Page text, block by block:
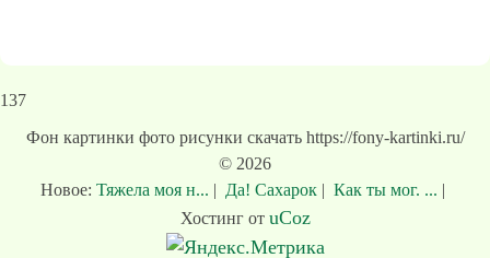
137
Фон картинки фото рисунки скачать https://fony-kartinki.ru/
© 2026
Новое: Тяжела моя н... | Да! Сахарок | Как ты мог. ... |
Хостинг от uCoz